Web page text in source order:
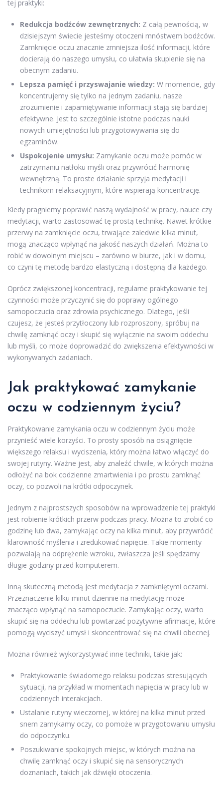
tej praktyki:
Redukcja bodźców zewnętrznych: Z całą pewnością, w
dzisiejszym świecie jesteśmy otoczeni mnóstwem bodźców.
Zamknięcie oczu znacznie zmniejsza ilość informacji, które
docierają do naszego umysłu, co ułatwia skupienie się na
obecnym zadaniu.
Lepsza pamięć i przyswajanie wiedzy: W momencie, gdy
koncentrujemy się tylko na jednym zadaniu, nasze
zrozumienie i zapamiętywanie informacji stają się bardziej
efektywne. Jest to szczególnie istotne podczas nauki
nowych umiejętności lub przygotowywania się do
egzaminów.
Uspokojenie umysłu: Zamykanie oczu może pomóc w
zatrzymaniu natłoku myśli oraz przywrócić harmonię
wewnętrzną. To proste działanie sprzyja medytacji i
technikom relaksacyjnym, które wspierają koncentrację.
Kiedy pragniemy poprawić naszą wydajność w pracy, nauce czy
medytacji, warto zastosować tę prostą technikę. Nawet krótkie
przerwy na zamknięcie oczu, trwające zaledwie kilka minut,
mogą znacząco wpłynąć na jakość naszych działań. Można to
robić w dowolnym miejscu – zarówno w biurze, jak i w domu,
co czyni tę metodę bardzo elastyczną i dostępną dla każdego.
Oprócz zwiększonej koncentracji, regularne praktykowanie tej
czynności może przyczynić się do poprawy ogólnego
samopoczucia oraz zdrowia psychicznego. Dlatego, jeśli
czujesz, że jesteś przytłoczony lub rozproszony, spróbuj na
chwilę zamknąć oczy i skupić się wyłącznie na swoim oddechu
lub myśli, co może doprowadzić do zwiększenia efektywności w
wykonywanych zadaniach.
Jak praktykować zamykanie
oczu w codziennym życiu?
Praktykowanie zamykania oczu w codziennym życiu może
przynieść wiele korzyści. To prosty sposób na osiągnięcie
większego relaksu i wyciszenia, który można łatwo włączyć do
swojej rutyny. Ważne jest, aby znaleźć chwile, w których można
odłożyć na bok codzienne zmartwienia i po prostu zamknąć
oczy, co pozwoli na krótki odpoczynek.
Jednym z najprostszych sposobów na wprowadzenie tej praktyki
jest robienie krótkich przerw podczas pracy. Można to zrobić co
godzinę lub dwa, zamykając oczy na kilka minut, aby przywrócić
klarowność myślenia i zredukować napięcie. Takie momenty
pozwalają na odprężenie wzroku, zwłaszcza jeśli spędzamy
długie godziny przed komputerem.
Inną skuteczną metodą jest medytacja z zamkniętymi oczami.
Przeznaczenie kilku minut dziennie na medytację może
znacząco wpłynąć na samopoczucie. Zamykając oczy, warto
skupić się na oddechu lub powtarzać pozytywne afirmacje, które
pomogą wyciszyć umysł i skoncentrować się na chwili obecnej.
Można również wykorzystywać inne techniki, takie jak:
Praktykowanie świadomego relaksu podczas stresujących
sytuacji, na przykład w momentach napięcia w pracy lub w
codziennych interakcjach.
Ustalanie rutyny wieczornej, w której na kilka minut przed
snem zamykamy oczy, co pomoże w przygotowaniu umysłu
do odpoczynku.
Poszukiwanie spokojnych miejsc, w których można na
chwilę zamknąć oczy i skupić się na sensorycznych
doznaniach, takich jak dźwięki otoczenia.